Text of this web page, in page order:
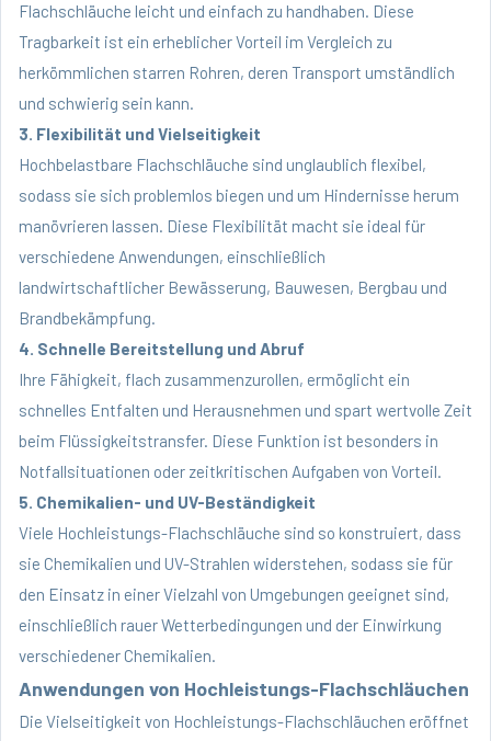
Flachschläuche leicht und einfach zu handhaben. Diese
Tragbarkeit ist ein erheblicher Vorteil im Vergleich zu
herkömmlichen starren Rohren, deren Transport umständlich
und schwierig sein kann.
3. Flexibilität und Vielseitigkeit
Hochbelastbare Flachschläuche sind unglaublich flexibel,
sodass sie sich problemlos biegen und um Hindernisse herum
manövrieren lassen. Diese Flexibilität macht sie ideal für
verschiedene Anwendungen, einschließlich
landwirtschaftlicher Bewässerung, Bauwesen, Bergbau und
Brandbekämpfung.
4. Schnelle Bereitstellung und Abruf
Ihre Fähigkeit, flach zusammenzurollen, ermöglicht ein
schnelles Entfalten und Herausnehmen und spart wertvolle Zeit
beim Flüssigkeitstransfer. Diese Funktion ist besonders in
Notfallsituationen oder zeitkritischen Aufgaben von Vorteil.
5. Chemikalien- und UV-Beständigkeit
Viele Hochleistungs-Flachschläuche sind so konstruiert, dass
sie Chemikalien und UV-Strahlen widerstehen, sodass sie für
den Einsatz in einer Vielzahl von Umgebungen geeignet sind,
einschließlich rauer Wetterbedingungen und der Einwirkung
verschiedener Chemikalien.
Anwendungen von Hochleistungs-Flachschläuchen
Die Vielseitigkeit von Hochleistungs-Flachschläuchen eröffnet